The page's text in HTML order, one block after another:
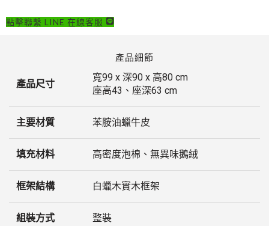
點擊聯繫 LINE 在線客服
產品細節
產品尺寸
寬99 x 深90 x 高80 cm
座高43、座深63 cm
主要材質 苯胺油蠟牛皮
填充材料 高密度泡棉、無異味鵝絨
框架結構 白蠟木實木框架
組裝方式 整裝